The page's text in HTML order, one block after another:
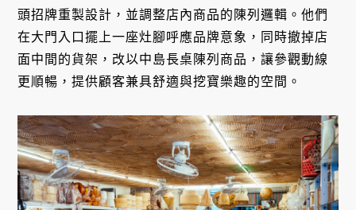
頭招牌重製設計，並調整店內商品的陳列邏輯。他們
在大門入口擺上一座灶腳呼應品牌意象，同時撤掉店
面中間的貨架，改以中島長桌陳列商品，讓參觀動線
更順暢，提供顧客兼具舒適與挖寶樂趣的空間。